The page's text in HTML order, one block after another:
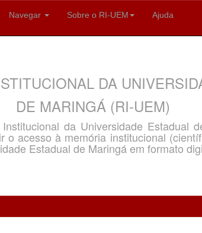
Navegar Sobre o RI-UEM Ajuda
DA
DE MARINGÁ (RI-UEM)
da Universidade Estadual
o acesso à memória institucional
Estadual de Maringá em formato